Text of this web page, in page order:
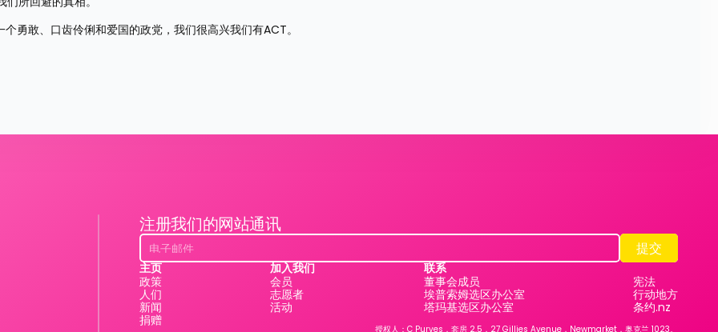
勇敢、口齿伶俐和爱国的政党，我们很高兴我们有ACT。
注册我们的网站通讯
提交
提交
主页
政策
人们
新闻
捐赠
加入我们
会员
志愿者
活动
联系
董事会成员
埃普索姆选区办公室
塔玛基选区办公室
宪法
行动地方
条约.nz
授权人：C Purves，套房 2.5，27 Gillies Avenue，Newmarket，奥克兰 1023。